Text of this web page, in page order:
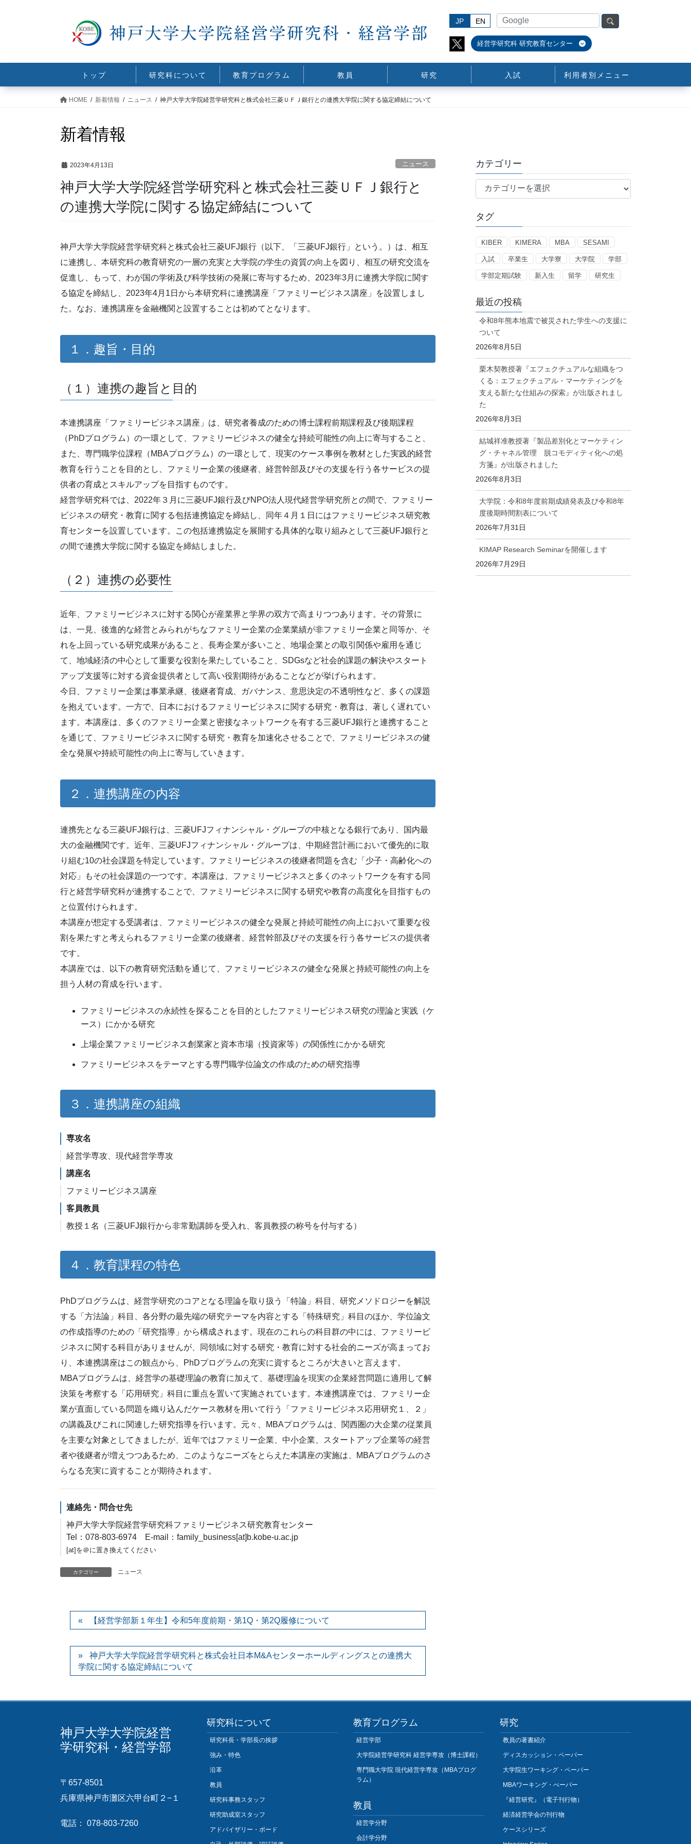
JP EN
経営学研究科 研究教育センター
トップ 研究科について 教育プログラム 教員 研究 入試 利用者別メニュー
HOME 新着情報 ニュース 神戸大学大学院経営学研究科と株式会社三菱ＵＦＪ銀行との連携大学院に関する協定締結について
新着情報
2023年4月13日 ニュース
神戸大学大学院経営学研究科と株式会社三菱ＵＦＪ銀行と
の連携大学院に関する協定締結について
神戸大学大学院経営学研究科と株式会社三菱UFJ銀行（以下、「三菱UFJ銀行」という。）は、相互
に連携し、本研究科の教育研究の一層の充実と大学院の学生の資質の向上を図り、相互の研究交流を
促進し、もって、わが国の学術及び科学技術の発展に寄与するため、2023年3月に連携大学院に関す
る協定を締結し、2023年4月1日から本研究科に連携講座「ファミリービジネス講座」を設置しまし
た。なお、連携講座を金融機関と設置することは初めてとなります。
１．趣旨・目的
（１）連携の趣旨と目的
本連携講座「ファミリービジネス講座」は、研究者養成のための博士課程前期課程及び後期課程
（PhDプログラム）の一環として、ファミリービジネスの健全な持続可能性の向上に寄与すること、
また、専門職学位課程（MBAプログラム）の一環として、現実のケース事例を教材とした実践的経営
教育を行うことを目的とし、ファミリー企業の後継者、経営幹部及びその支援を行う各サービスの提
供者の育成とスキルアップを目指すものです。
経営学研究科では、2022年３月に三菱UFJ銀行及びNPO法人現代経営学研究所との間で、ファミリー
ビジネスの研究・教育に関する包括連携協定を締結し、同年４月１日にはファミリービジネス研究教
育センターを設置しています。この包括連携協定を展開する具体的な取り組みとして三菱UFJ銀行と
の間で連携大学院に関する協定を締結しました。
（２）連携の必要性
近年、ファミリービジネスに対する関心が産業界と学界の双方で高まりつつあります。その背景に
は、一見、後進的な経営とみられがちなファミリー企業の企業業績が非ファミリー企業と同等か、そ
れを上回っている研究成果があること、長寿企業が多いこと、地場企業との取引関係や雇用を通じ
て、地域経済の中心として重要な役割を果たしていること、SDGsなど社会的課題の解決やスタート
アップ支援等に対する資金提供者として高い役割期待があることなどが挙げられます。
今日、ファミリー企業は事業承継、後継者育成、ガバナンス、意思決定の不透明性など、多くの課題
を抱えています。一方で、日本におけるファミリービジネスに関する研究・教育は、著しく遅れてい
ます。本講座は、多くのファミリー企業と密接なネットワークを有する三菱UFJ銀行と連携すること
を通じて、ファミリービジネスに関する研究・教育を加速化させることで、ファミリービジネスの健
全な発展や持続可能性の向上に寄与していきます。
２．連携講座の内容
連携先となる三菱UFJ銀行は、三菱UFJフィナンシャル・グループの中核となる銀行であり、国内最
大の金融機関です。近年、三菱UFJフィナンシャル・グループは、中期経営計画において優先的に取
り組む10の社会課題を特定しています。ファミリービジネスの後継者問題を含む「少子・高齢化への
対応」もその社会課題の一つです。本講座は、ファミリービジネスと多くのネットワークを有する同
行と経営学研究科が連携することで、ファミリービジネスに関する研究や教育の高度化を目指すもの
と位置付けられます。
本講座が想定する受講者は、ファミリービジネスの健全な発展と持続可能性の向上において重要な役
割を果たすと考えられるファミリー企業の後継者、経営幹部及びその支援を行う各サービスの提供者
です。
本講座では、以下の教育研究活動を通じて、ファミリービジネスの健全な発展と持続可能性の向上を
担う人材の育成を行います。
ファミリービジネスの永続性を探ることを目的としたファミリービジネス研究の理論と実践（ケ
ース）にかかる研究
上場企業ファミリービジネス創業家と資本市場（投資家等）の関係性にかかる研究
ファミリービジネスをテーマとする専門職学位論文の作成のための研究指導
３．連携講座の組織
専攻名
経営学専攻、現代経営学専攻
講座名
ファミリービジネス講座
客員教員
教授１名（三菱UFJ銀行から非常勤講師を受入れ、客員教授の称号を付与する）
４．教育課程の特色
PhDプログラムは、経営学研究のコアとなる理論を取り扱う「特論」科目、研究メソドロジーを解説
する「方法論」科目、各分野の最先端の研究テーマを内容とする「特殊研究」科目のほか、学位論文
の作成指導のための「研究指導」から構成されます。現在のこれらの科目群の中には、ファミリービ
ジネスに関する科目がありませんが、同領域に対する研究・教育に対する社会的ニーズが高まってお
り、本連携講座はこの観点から、PhDプログラムの充実に資するところが大きいと言えます。
MBAプログラムは、経営学の基礎理論の教育に加えて、基礎理論を現実の企業経営問題に適用して解
決策を考察する「応用研究」科目に重点を置いて実施されています。本連携講座では、ファミリー企
業が直面している問題を織り込んだケース教材を用いて行う「ファミリービジネス応用研究１、２」
の講義及びこれに関連した研究指導を行います。元々、MBAプログラムは、関西圏の大企業の従業員
を主要な対象としてきましたが、近年ではファミリー企業、中小企業、スタートアップ企業等の経営
者や後継者が増えつつあるため、このようなニーズをとらえた本講座の実施は、MBAプログラムのさ
らなる充実に資することが期待されます。
連絡先・問合せ先
神戸大学大学院経営学研究科ファミリービジネス研究教育センター
Tel：078-803-6974 E-mail：family_business[at]b.kobe-u.ac.jp
[at]を＠に置き換えてください
カテゴリー ニュース
【経営学部新１年生】令和5年度前期・第1Q・第2Q履修について
神戸大学大学院経営学研究科と株式会社日本M&Aセンターホールディングスとの連携大
学院に関する協定締結について
カテゴリー
テ
リ
タグ
KIBER KIMERA MBA SESAMI
入試 卒業生 大学寮 大学院 学部
学部定期試験 新入生 留学 研究生
最近の投稿
令和8年熊本地震で被災された学生への支援に
ついて
2026年8月5日
栗木契教授著『エフェクチュアルな組織をつ
くる：エフェクチュアル・マーケティングを
支える新たな仕組みの探索』が出版されまし
た
2026年8月3日
結城祥准教授著『製品差別化とマーケティン
グ・チャネル管理 脱コモディティ化への処
方箋』が出版されました
2026年8月3日
大学院：令和8年度前期成績発表及び令和8年
度後期時間割表について
2026年7月31日
KIMAP Research Seminarを開催します
2026年7月29日
神戸大学大学院経営
学研究科・経営学部
〒657-8501
兵庫県神戸市灘区六甲台町２−１
電話： 078-803-7260
研究科について
研究科長・学部長の挨拶
強み・特色
沿革
教員
研究科事務スタッフ
研究助成室スタッフ
アドバイザリー・ボード
教育プログラム
経営学部
大学院経営学研究科 経営学専攻（博士課程）
専門職大学院 現代経営学専攻（MBAプログ
ラム）
教員
経営学分野
会計学分野
研究
教員の著書紹介
ディスカッション・ペーパー
大学院生ワーキング・ペーパー
MBAワーキング・ぺーパー
『経営研究』（電子刊行物）
経済経営学会の刊行物
ケースシリーズ